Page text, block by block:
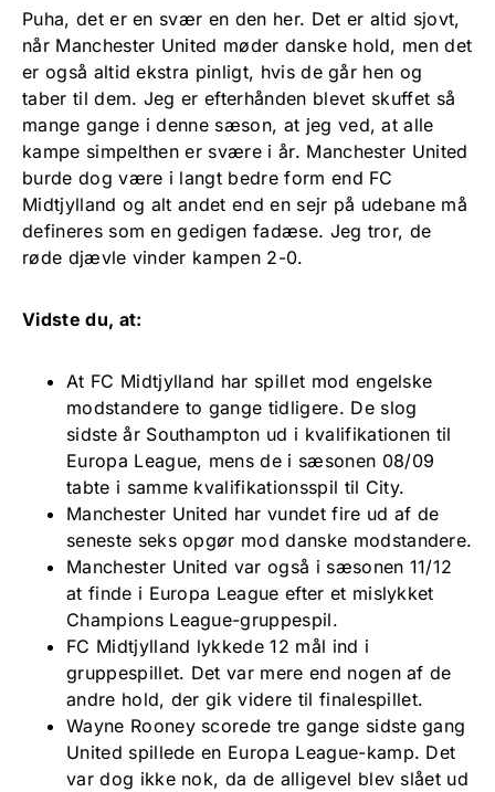
Puha, det er en svær en den her. Det er altid sjovt,
når Manchester United møder danske hold, men det
er også altid ekstra pinligt, hvis de går hen og
taber til dem. Jeg er efterhånden blevet skuffet så
mange gange i denne sæson, at jeg ved, at alle
kampe simpelthen er svære i år. Manchester United
burde dog være i langt bedre form end FC
Midtjylland og alt andet end en sejr på udebane må
defineres som en gedigen fadæse. Jeg tror, de
røde djævle vinder kampen 2-0.
Vidste du, at:
At FC Midtjylland har spillet mod engelske
modstandere to gange tidligere. De slog
sidste år Southampton ud i kvalifikationen til
Europa League, mens de i sæsonen 08/09
tabte i samme kvalifikationsspil til City.
Manchester United har vundet fire ud af de
seneste seks opgør mod danske modstandere.
Manchester United var også i sæsonen 11/12
at finde i Europa League efter et mislykket
Champions League-gruppespil.
FC Midtjylland lykkede 12 mål ind i
gruppespillet. Det var mere end nogen af de
andre hold, der gik videre til finalespillet.
Wayne Rooney scorede tre gange sidste gang
United spillede en Europa League-kamp. Det
var dog ikke nok, da de alligevel blev slået ud